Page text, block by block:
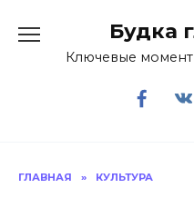
содержанию
Будка
Ключевые
ГЛАВНАЯ » КУЛЬТУРА